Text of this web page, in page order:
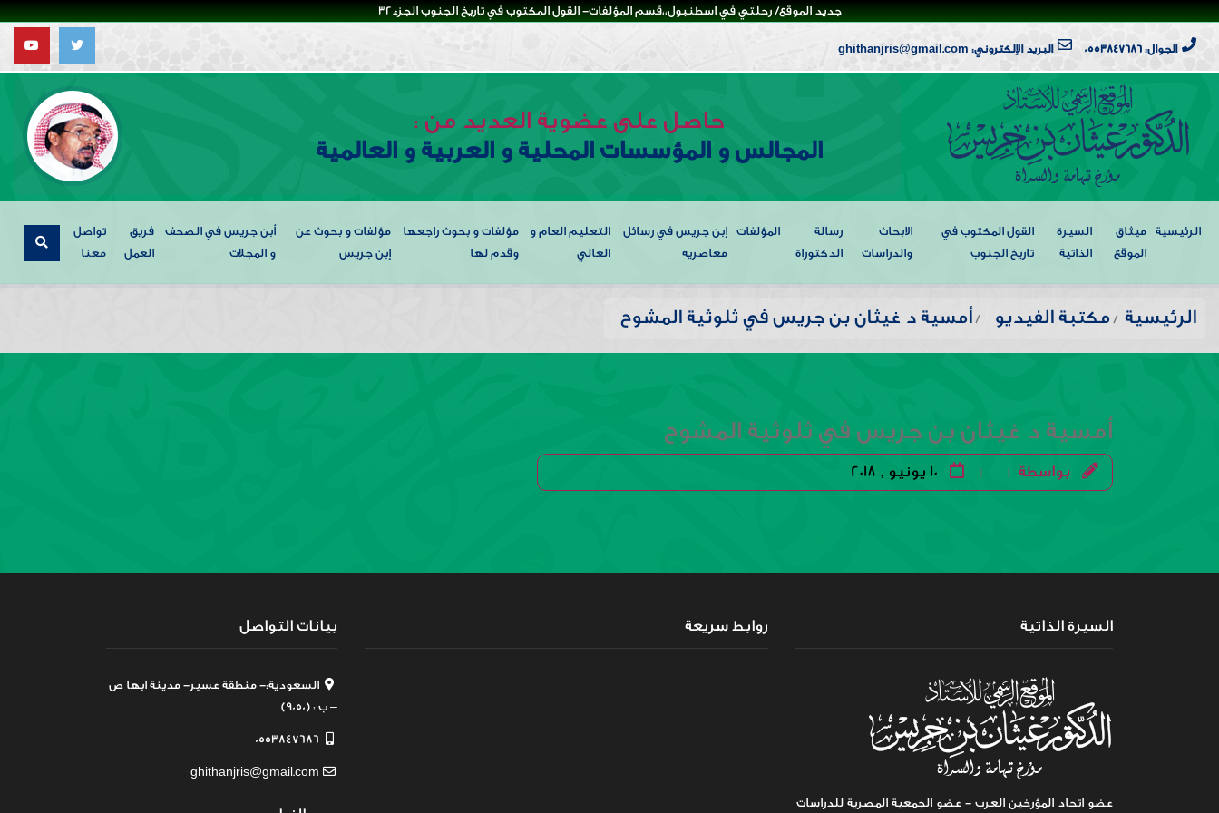
جديد الموقع/ رحلتي في اسطنبول،،قسم المؤلفات- القول المكتوب في تاريخ الجنوب الجزء32
الجوال: 0553847686 البريد الإلكتروني: ghithanjris@gmail.com
حاصل على عضوية العديد من :
المجالس و المؤسسات المحلية و العربية و العالمية
الرئيسية
ميثاق
الموقع
السيرة
الذاتية
القول المكتوب في
تاريخ الجنوب
الابحاث
والدراسات
رسالة
الدكتوراة
المؤلفات
إبن جريس في رسائل
معاصريه
التعليم العام و
العالي
مؤلفات و بحوث راجعها
وقدم لها
مؤلفات و بحوث عن
إبن جريس
أبن جريس في الصحف
و المجلات
فريق
العمل
تواصل
معنا
الرئيسية مكتبة الفيديو أمسية د غيثان بن جريس في ثلوثية المشوح
أمسية د غيثان بن جريس في ثلوثية المشوح
بواسطة |
| 10 يونيو , 2018
السيرة الذاتية
عضو اتحاد المؤرخين العرب - عضو الجمعية المصرية للدراسات
روابط سريعة بيانات التواصل
السعودية:- منطقة عسير- مدينة ابها ص
– ب : (9050)
0553847686
ghithanjris@gmail.com